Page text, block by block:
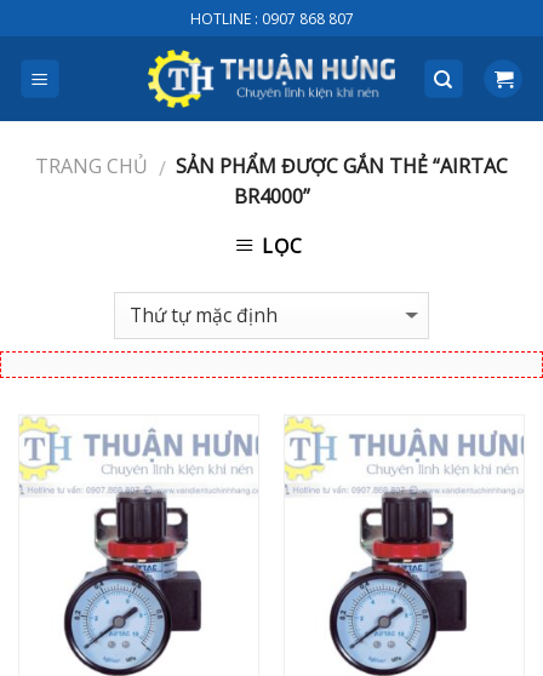
to
content
HOTLINE : 0907 868 807
TRANG CHỦ / SẢN PHẨM ĐƯỢC GẮN THẺ “AIRTAC
BR4000”
LỌC